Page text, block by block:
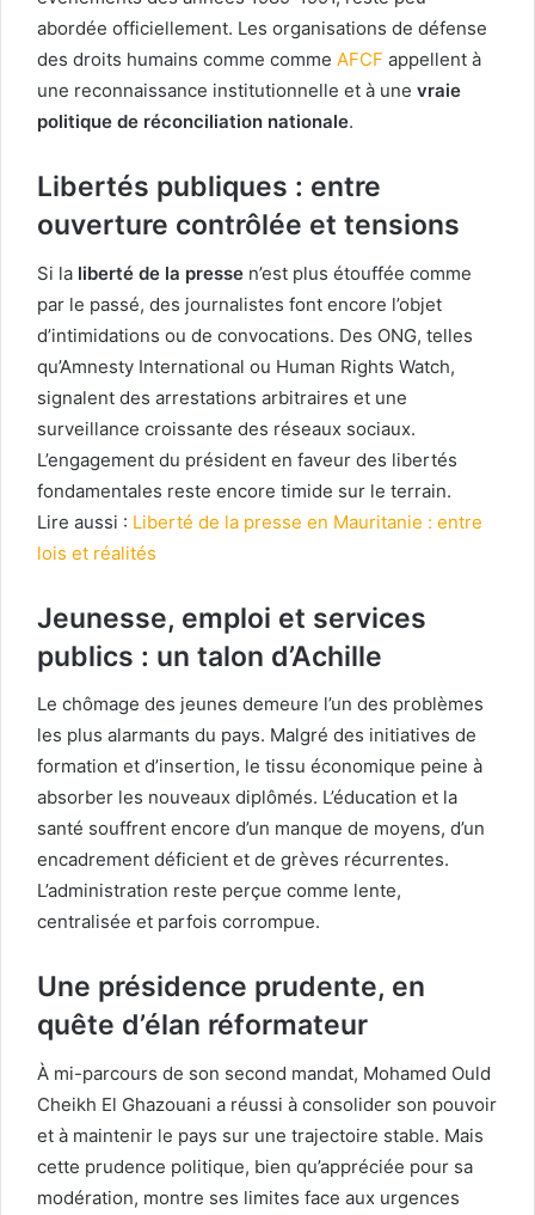
abordée officiellement. Les organisations de défense
des droits humains comme comme AFCF appellent à
une reconnaissance institutionnelle et à une vraie
politique de réconciliation nationale.
Libertés publiques : entre
ouverture contrôlée et tensions
Si la liberté de la presse n’est plus étouffée comme
par le passé, des journalistes font encore l’objet
d’intimidations ou de convocations. Des ONG, telles
qu’Amnesty International ou Human Rights Watch,
signalent des arrestations arbitraires et une
surveillance croissante des réseaux sociaux.
L’engagement du président en faveur des libertés
fondamentales reste encore timide sur le terrain.
Lire aussi : Liberté de la presse en Mauritanie : entre
lois et réalités
Jeunesse, emploi et services
publics : un talon d’Achille
Le chômage des jeunes demeure l’un des problèmes
les plus alarmants du pays. Malgré des initiatives de
formation et d’insertion, le tissu économique peine à
absorber les nouveaux diplômés. L’éducation et la
santé souffrent encore d’un manque de moyens, d’un
encadrement déficient et de grèves récurrentes.
L’administration reste perçue comme lente,
centralisée et parfois corrompue.
Une présidence prudente, en
quête d’élan réformateur
À mi-parcours de son second mandat, Mohamed Ould
Cheikh El Ghazouani a réussi à consolider son pouvoir
et à maintenir le pays sur une trajectoire stable. Mais
cette prudence politique, bien qu’appréciée pour sa
modération, montre ses limites face aux urgences